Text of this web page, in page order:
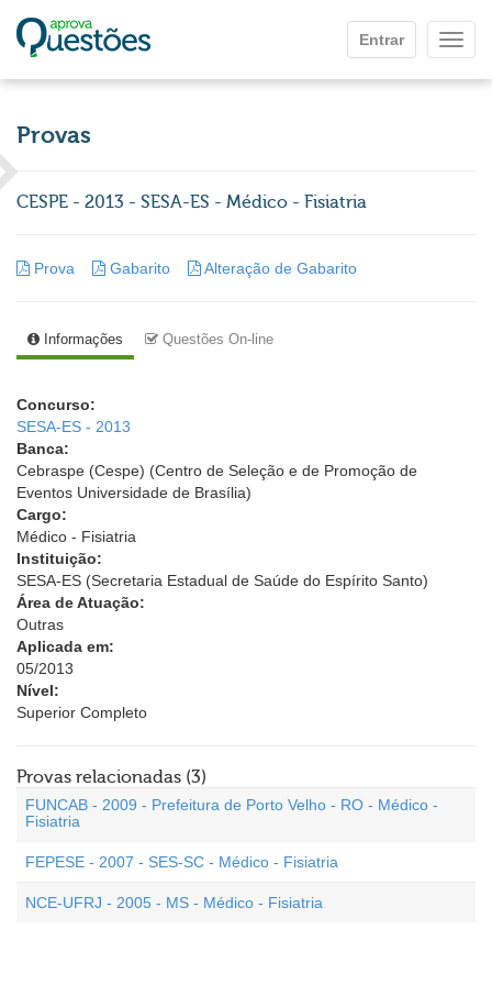
Entrar
Provas
CESPE - 2013 - SESA-ES - Médico - Fisiatria
Prova Gabarito Alteração de Gabarito
Informações Questões On-line
Concurso:
SESA-ES - 2013
Banca:
Cebraspe (Cespe) (Centro de Seleção e de Promoção de
Eventos Universidade de Brasília)
Cargo:
Médico - Fisiatria
Instituição:
SESA-ES (Secretaria Estadual de Saúde do Espírito Santo)
Área de Atuação:
Outras
Aplicada em:
05/2013
Nível:
Superior Completo
Provas relacionadas (3)
FUNCAB - 2009 - Prefeitura de Porto Velho - RO - Médico -
Fisiatria
FEPESE - 2007 - SES-SC - Médico - Fisiatria
NCE-UFRJ - 2005 - MS - Médico - Fisiatria